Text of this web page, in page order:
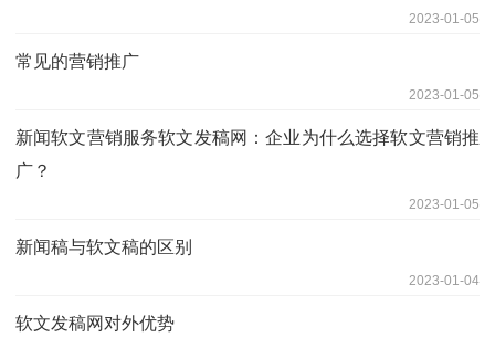
2023-01-05
常见的营销推广
2023-01-05
新闻软文营销服务软文发稿网：企业为什么选择软文营销推
广？
2023-01-05
新闻稿与软文稿的区别
2023-01-04
软文发稿网对外优势